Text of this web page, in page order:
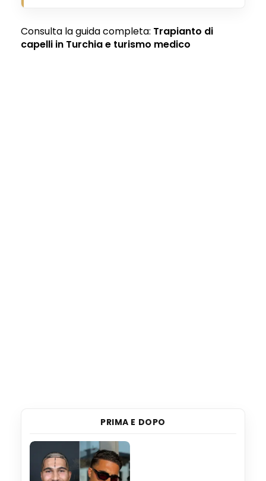
Consulta la guida completa: Trapianto di
capelli in Turchia e turismo medico
PRIMA E DOPO